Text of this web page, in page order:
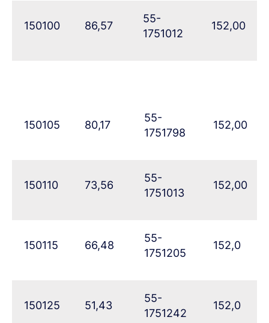
150100 86,57
55-
1751012
152,00
150105 80,17
55-
1751798
152,00
150110 73,56
55-
1751013
152,00
150115 66,48
55-
1751205
152,0
150125 51,43
55-
1751242
152,0